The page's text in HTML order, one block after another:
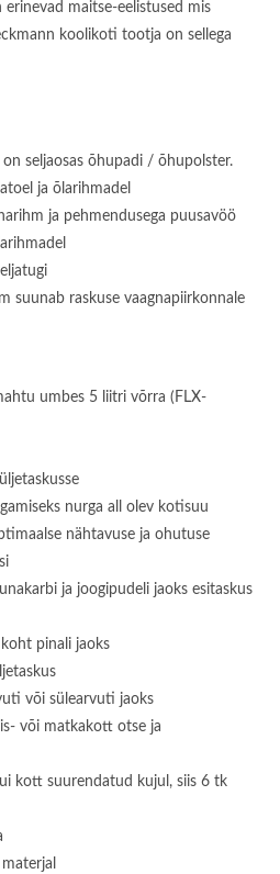
maitse-eelistused mis
koolikoti tootja on sellega
seljaosas õhupadi / õhupolster.
ja õlarihmadel
ja pehmendusega puusavöö
suunab raskuse vaagnapiirkonnale
umbes 5 liitri võrra (FLX-
nurga all olev kotisuu
nähtavuse ja ohutuse
ja joogipudeli jaoks esitaskus
pinali jaoks
või sülearvuti jaoks
või matkakott otse ja
kott suurendatud kujul, siis 6 tk